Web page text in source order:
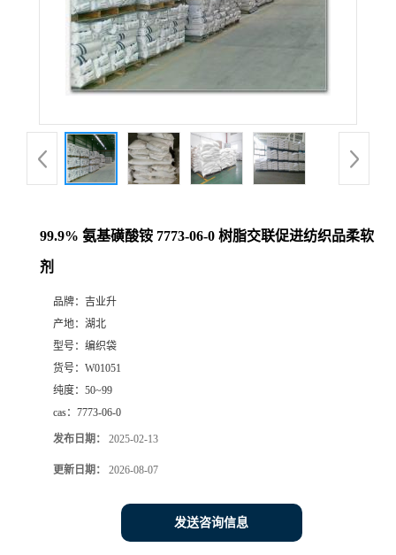
99.9% 氨基磺酸铵 7773-06-0 树脂交联促进纺织品柔软
剂
品牌： 吉业升
产地： 湖北
型号： 编织袋
货号： W01051
纯度： 50~99
cas： 7773-06-0
发布日期： 2025-02-13
更新日期： 2026-08-07
发送咨询信息